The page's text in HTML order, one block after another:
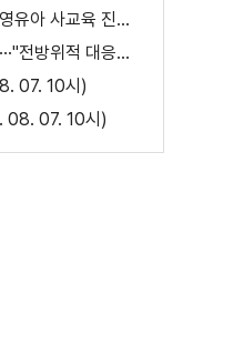
"빠를수록 좋다?"···영유아 사교육 진실과 해법은?
폭염 점검회의 주재···"전방위적 대응체계 가동"
07. 10시)
08. 07. 10시)